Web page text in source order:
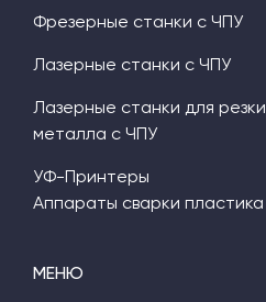
МЕНЮ
Фрезерные станки с ЧПУ
Лазерные станки с ЧПУ
Лазерные станки для резки
металла с ЧПУ
УФ-Принтеры
Аппараты сварки пластика